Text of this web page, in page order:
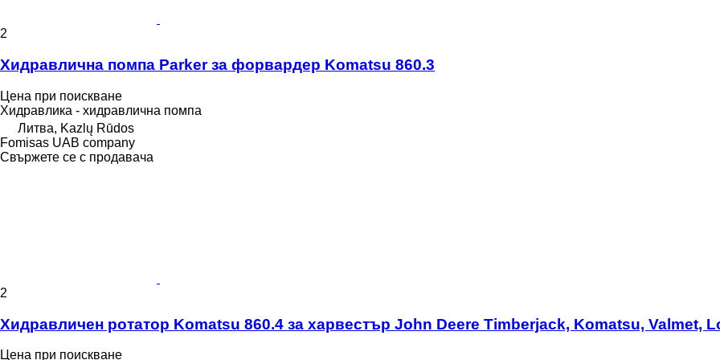
2
Хидравлична помпа Parker за форвардер Komatsu 860.3
Цена при поискване
Хидравлика - хидравлична помпа
Литва, Kazlų Rūdos
Fomisas UAB company
Свържете се с продавача
2
Хидравличен ротатор Komatsu 860.4 за харвестър John Deere Timberjack, Komatsu, Valmet,
Цена при поискване